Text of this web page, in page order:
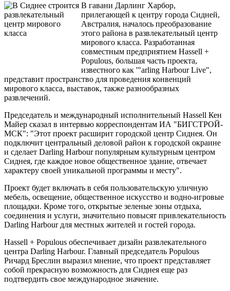
В гавани Дарлинг Харбор,
прилегающей к центру города Сидней,
Австралия, началось преобразование
этого района в развлекательный центр
мирового класса. Разработанная
совместным предприятием Hassell +
Populous, большая часть проекта,
известного как '"arling Harbour Live",
представит пространство для проведения конвенций
мирового класса, выставок, также разнообразных
развлечений.
Председатель и международный исполнительный Hassell Кен
Майер сказал в интервью корреспондентам ИА "БИГСТРОЙ-
МСК": "Этот проект расширит городской центр Сиднея. Он
подключит центральный деловой район к городской окраине
и сделает Darling Harbour популярным культурным центром
Сиднея, где каждое новое общественное здание, отвечает
характеру своей уникальной программы и месту".
Проект будет включать в себя пользовательскую уличную
мебель, освещение, общественное искусство и водно-игровые
площадки. Кроме того, открытые зеленые зоны отдыха,
соединения и услуги, значительно повысят привлекательность
Darling Harbour для местных жителей и гостей города.
Hassell + Populous обеспечивает дизайн развлекательного
центра Darling Harbour. Главный председатель Populous
Ричард Бреслин выразил мнение, что проект представляет
собой прекрасную возможность для Сиднея еще раз
подтвердить свое международное значение.